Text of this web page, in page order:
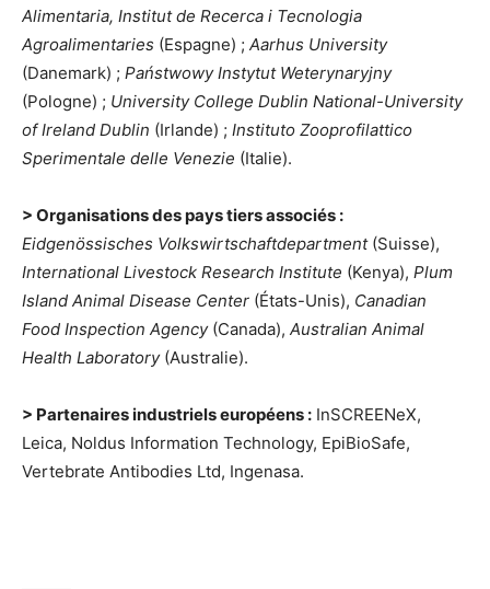
Alimentaria, Institut de Recerca i Tecnologia
Agroalimentaries (Espagne) ; Aarhus University
(Danemark) ; Państwowy Instytut Weterynaryjny
(Pologne) ; University College Dublin National-University
of Ireland Dublin (Irlande) ; Instituto Zooprofilattico
Sperimentale delle Venezie (Italie).
> Organisations des pays tiers associés :
Eidgenössisches Volkswirtschaftdepartment(Suisse),
International Livestock Research Institute (Kenya), Plum
Island Animal Disease Center (États-Unis), Canadian
Food Inspection Agency(Canada), Australian Animal
Health Laboratory(Australie).
> Partenaires industriels européens : InSCREENeX,
Leica, Noldus Information Technology, EpiBioSafe,
Vertebrate Antibodies Ltd, Ingenasa.